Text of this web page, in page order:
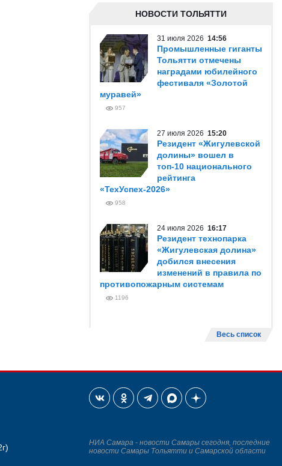
НОВОСТИ ТОЛЬЯТТИ
31 июля 2026 14:56
Промышленные гиганты
Тольятти отмечены
наградами юбилейного
фестиваля «Золотой
муравей»
957
27 июля 2026 15:20
Резидент «Жигулевской
долины» вошел в
топ-10 национального
рейтинга
«ТехУспех-2026»
958
24 июля 2026 16:17
Резидент технопарка
«Жигулевская долина»
добился внесения
изменений в правила по
противопожарным системам
1196
Весь список
НИА Самара - новости Самары сегодня, последние
новости Самары Тольятти и Самарской области